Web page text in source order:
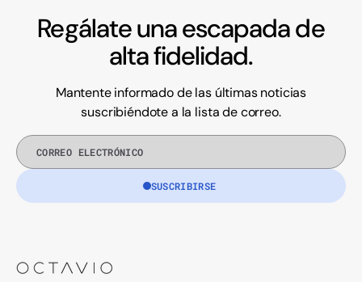
Regálate una escapada de
alta fidelidad.
Mantente informado de las últimas noticias
suscribiéndote a la lista de correo.
Correo
electrónico
SUSCRIBIRSE